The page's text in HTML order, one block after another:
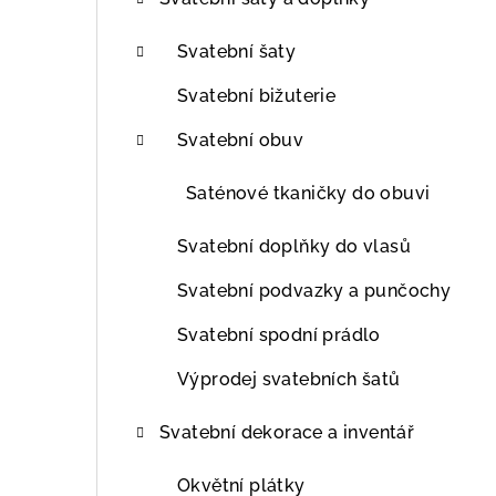
Svatební šaty
Svatební bižuterie
Svatební obuv
Saténové tkaničky do obuvi
Svatební doplňky do vlasů
Svatební podvazky a punčochy
Svatební spodní prádlo
Výprodej svatebních šatů
Svatební dekorace a inventář
Okvětní plátky